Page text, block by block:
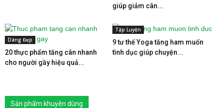
giúp giảm cân...
Dáng Đẹp
20 thực phẩm tăng cân nhanh
cho người gầy hiệu quả...
Tập Luyện
9 tư thế Yoga tăng ham muốn
tình dục giúp chuyện...
Sản phẩm khuyên dùng